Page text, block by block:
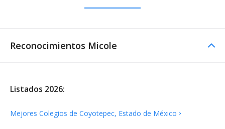
Reconocimientos Micole
Listados 2026:
Mejores Colegios de Coyotepec, Estado de México